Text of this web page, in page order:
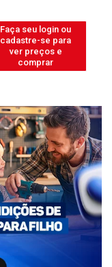
Faça seu login ou
cadastre-se para
ver preços e
comprar